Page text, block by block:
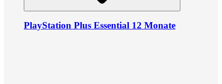
PlayStation Plus Essential 12 Monate